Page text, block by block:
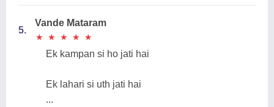
5.
Vande Mataram
★
★ ★
★ ★
★ ★
★ ★
★
Ek kampan si ho jati hai
Ek lahari si uth jati hai
...